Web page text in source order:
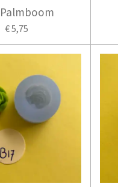
€ 5,75